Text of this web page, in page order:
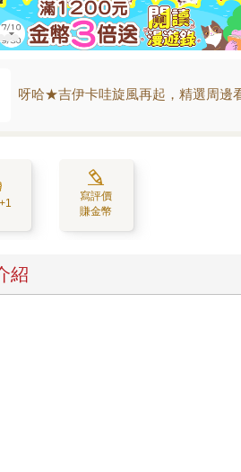
呀哈★吉伊卡哇旋風再起，精選周邊
寫評價
賺金幣
紹